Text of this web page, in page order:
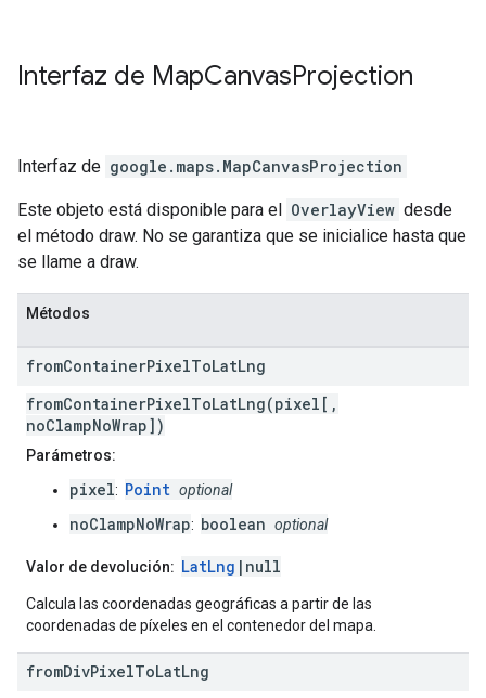
Interfaz de MapCanvasProjection
Interfaz de google.maps. MapCanvasProjection
Este objeto está disponible para el OverlayView desde
el método draw. No se garantiza que se inicialice hasta que
se llame a draw.
Métodos
fromContainerPixelToLatLng
fromContainerPixelToLatLng(pixel[,
noClampNoWrap])
Parámetros:
pixel: Point optional
noClampNoWrap: boolean optional
Valor de devolución: LatLng |null
Calcula las coordenadas geográficas a partir de las
coordenadas de píxeles en el contenedor del mapa.
fromDivPixelToLatLng